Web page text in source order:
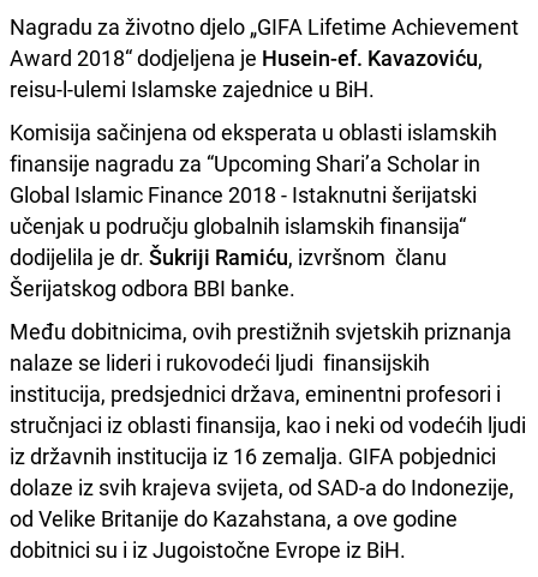
Nagradu za životno djelo „GIFA Lifetime Achievement
Award 2018“ dodjeljena je Husein-ef. Kavazoviću,
reisu-l-ulemi Islamske zajednice u BiH.
Komisija sačinjena od eksperata u oblasti islamskih
finansije nagradu za “Upcoming Shari’a Scholar in
Global Islamic Finance 2018 - Istaknutni šerijatski
učenjak u području globalnih islamskih finansija“
dodijelila je dr. Šukriji Ramiću, izvršnom članu
Šerijatskog odbora BBI banke.
Među dobitnicima, ovih prestižnih svjetskih priznanja
nalaze se lideri i rukovodeći ljudi finansijskih
institucija, predsjednici država, eminentni profesori i
stručnjaci iz oblasti finansija, kao i neki od vodećih ljudi
iz državnih institucija iz 16 zemalja. GIFA pobjednici
dolaze iz svih krajeva svijeta, od SAD-a do Indonezije,
od Velike Britanije do Kazahstana, a ove godine
dobitnici su i iz Jugoistočne Evrope iz BiH.